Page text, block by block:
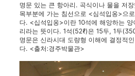
명문 있는 큰 항아리. 곡식이나 물을 저
목부분에 가는 침선으로 <심석입옹>으
다. <십석입옹>이란 10석에 해앙하는
리라는 뜻이다. 1석(52ℓ)은 15두, 1두
명문은 신라시대 도량형 이해에 결정적
다. <출처:경주박물관>